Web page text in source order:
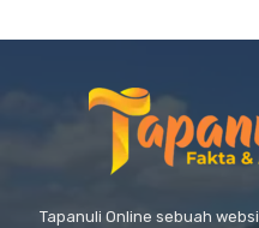
Tapanuli Online sebuah